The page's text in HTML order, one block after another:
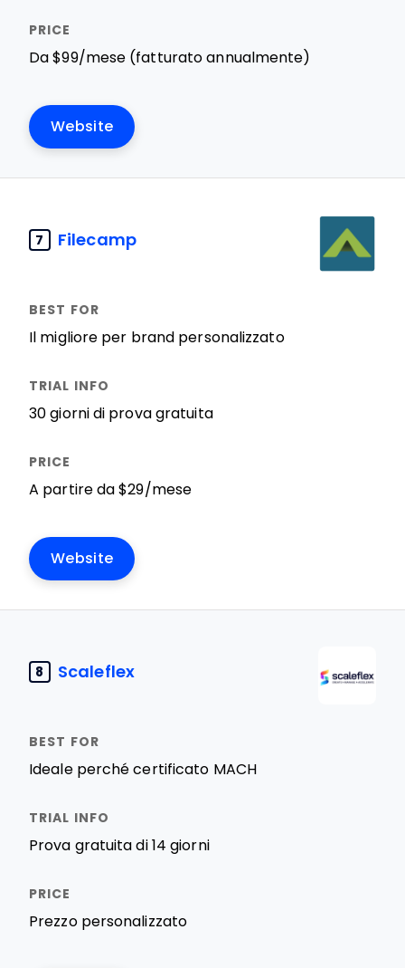
Da $99/mese (fatturato annualmente)
Website
7 Filecamp
Il migliore per brand personalizzato
30 giorni di prova gratuita
A partire da $29/mese
Website
8 Scaleflex
Ideale perché certificato MACH
Prova gratuita di 14 giorni
Prezzo personalizzato